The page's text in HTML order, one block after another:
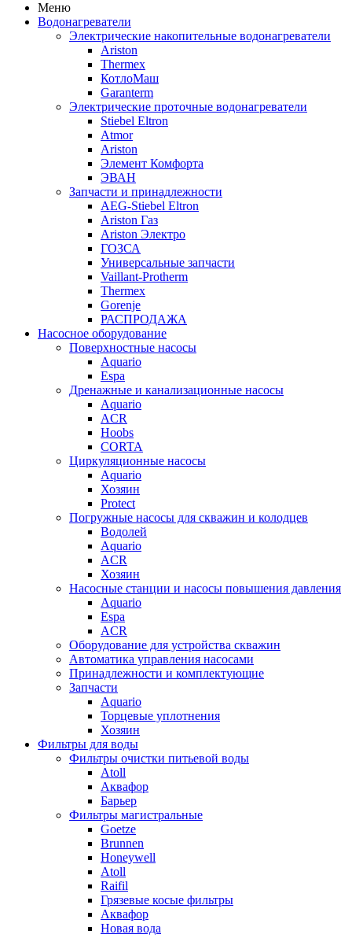
Меню
Водонагреватели
Электрические накопительные водонагреватели
Ariston
Thermex
КотлоМаш
Garanterm
Электрические проточные водонагреватели
Stiebel Eltron
Atmor
Ariston
Элемент Комфорта
ЭВАН
Запчасти и принадлежности
AEG-Stiebel Eltron
Ariston Газ
Ariston Электро
ГОЗСА
Универсальные запчасти
Vaillant-Protherm
Thermex
Gorenje
РАСПРОДАЖА
Насосное оборудование
Поверхностные насосы
Aquario
Espa
Дренажные и канализационные насосы
Aquario
ACR
Hoobs
CORTA
Циркуляционные насосы
Aquario
Хозяин
Protect
Погружные насосы для скважин и колодцев
Водолей
Aquario
ACR
Хозяин
Насосные станции и насосы повышения давления
Aquario
Espa
ACR
Оборудование для устройства скважин
Автоматика управления насосами
Принадлежности и комплектующие
Запчасти
Aquario
Торцевые уплотнения
Хозяин
Фильтры для воды
Фильтры очистки питьевой воды
Atoll
Аквафор
Барьер
Фильтры магистральные
Goetze
Brunnen
Honeywell
Atoll
Raifil
Грязевые косые фильтры
Аквафор
Новая вода